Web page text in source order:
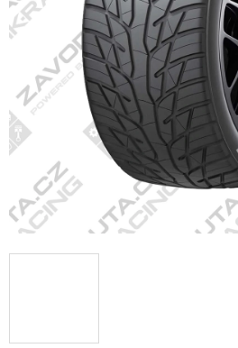
FANOUŠCI
Profil
firmy
Obchodní
podmínky
Doprava
a